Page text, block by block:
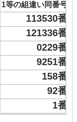
1等の組違い同番号
113530番
121336番
0229番
9251番
158番
92番
1番